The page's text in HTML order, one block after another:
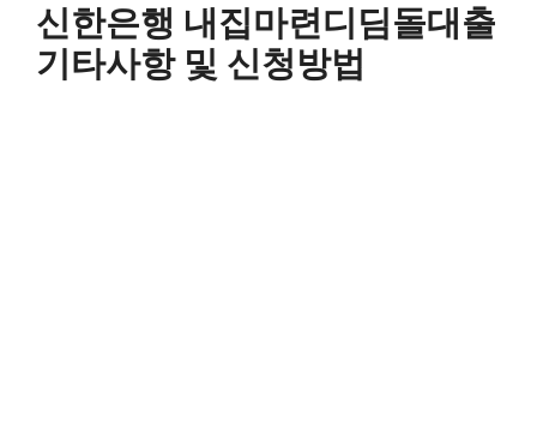
신한은행 내집마련디딤돌대출
기타사항 및 신청방법